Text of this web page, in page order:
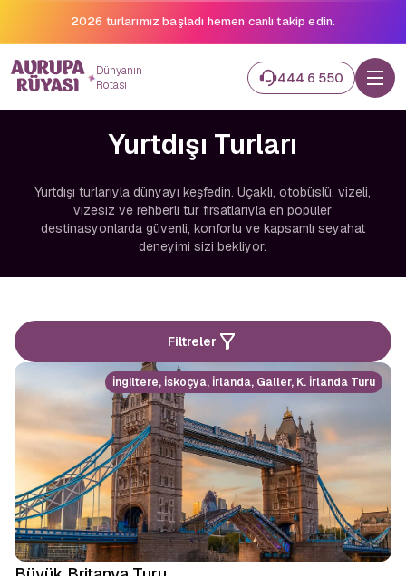
Binlerce gezginin hayali gerçek oluyor.
Dünyanın
Rotası
444 6 550
Yurtdışı Turları
Yurtdışı turlarıyla dünyayı keşfedin. Uçaklı, otobüslü, vizeli,
vizesiz ve rehberli tur fırsatlarıyla en popüler
destinasyonlarda güvenli, konforlu ve kapsamlı seyahat
deneyimi sizi bekliyor.
Filtreler
İngiltere, İskoçya, İrlanda, Galler, K. İrlanda Turu